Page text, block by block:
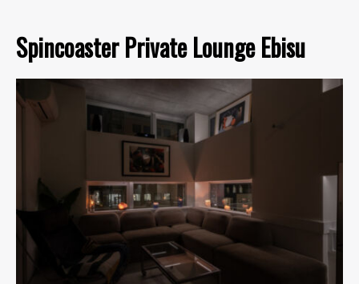
Spincoaster Private Lounge Ebisu